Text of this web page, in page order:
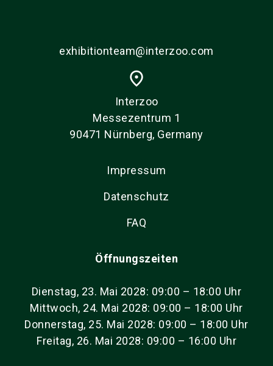
exhibitionteam@interzoo.com
place
Interzoo
Messezentrum 1
90471 Nürnberg, Germany
Impressum
Datenschutz
FAQ
Öffnungszeiten
Dienstag, 23. Mai 2028: 09:00 – 18:00 Uhr
Mittwoch, 24. Mai 2028: 09:00 – 18:00 Uhr
Donnerstag, 25. Mai 2028: 09:00 – 18:00 Uhr
Freitag, 26. Mai 2028: 09:00 – 16:00 Uhr